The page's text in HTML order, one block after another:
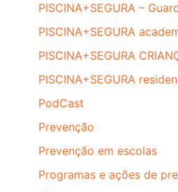
PISCINA+SEGURA –
PISCINA+SEGURA
PISCINA+SEGURA
PISCINA+SEGURA
PodCast
Prevenção
Prevenção em escolas
Programas e ações de